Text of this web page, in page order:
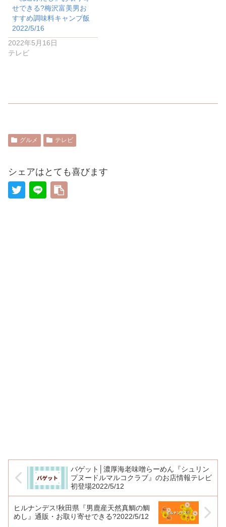
せできる?梅沢富美男お
すすめ調味料キャンプ飯
2022/5/16
2022年5月16日
テレビ
グルメ テレビ
シェアはとても喜びます
バゲット│濃厚海老味噌らーめん『シュリン
プヌードルマルコクラブ』のお店情報テレビ
初登場2022/5/12
ヒルナンデス!秋田県『男鹿産天然真鯛の鯛
めし』通販・お取り寄せできる?2022/5/12